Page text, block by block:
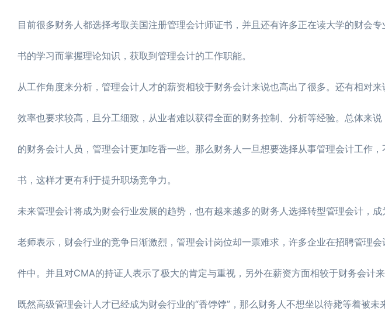
目前很多财务人都选择考取美国注册管理会计师证书，并且还有许多正在读大学的财会
书的学习而掌握理论知识，获取到管理会计的工作职能。
从工作角度来分析，管理会计人才的薪资相较于财务会计来说也高出了很多。还有相对
效率也要求较高，且分工细致，从业者难以获得全面的财务控制、分析等经验。总体来
的财务会计人员，管理会计更加吃香一些。那么财务人一旦想要选择从事管理会计工作
书，这样才更有利于提升职场竞争力。
未来管理会计将成为财会行业发展的趋势，也有越来越多的财务人选择转型管理会计，
老师表示，财会行业的竞争日渐激烈，管理会计岗位却一票难求，许多企业在招聘管理
件中。并且对CMA的持证人表示了极大的肯定与重视，另外在薪资方面相较于财务会计来
既然高级管理会计人才已经成为财会行业的“香饽饽”，那么财务人不想坐以待毙等着被